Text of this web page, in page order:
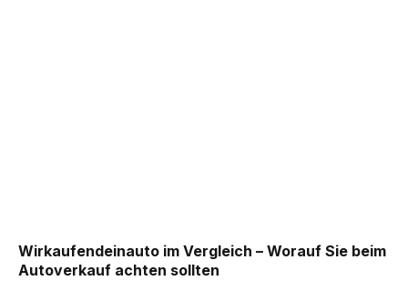
Wirkaufendeinauto im Vergleich – Worauf Sie beim
Autoverkauf achten sollten